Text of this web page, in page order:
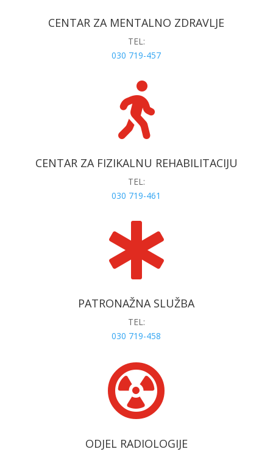
CENTAR ZA MENTALNO ZDRAVLJE
TEL:
030 719-457

CENTAR ZA FIZIKALNU REHABILITACIJU
TEL:
030 719-461

PATRONAŽNA SLUŽBA
TEL:
030 719-458

ODJEL RADIOLOGIJE